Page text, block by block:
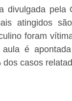
divulgada
atingidos
foram
é
casos